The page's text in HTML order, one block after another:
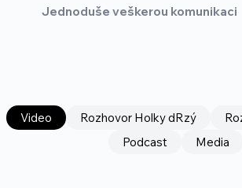
Jednoduše veškerou komunikaci
Video Rozhovor Holky dRzý
Podcast
Media